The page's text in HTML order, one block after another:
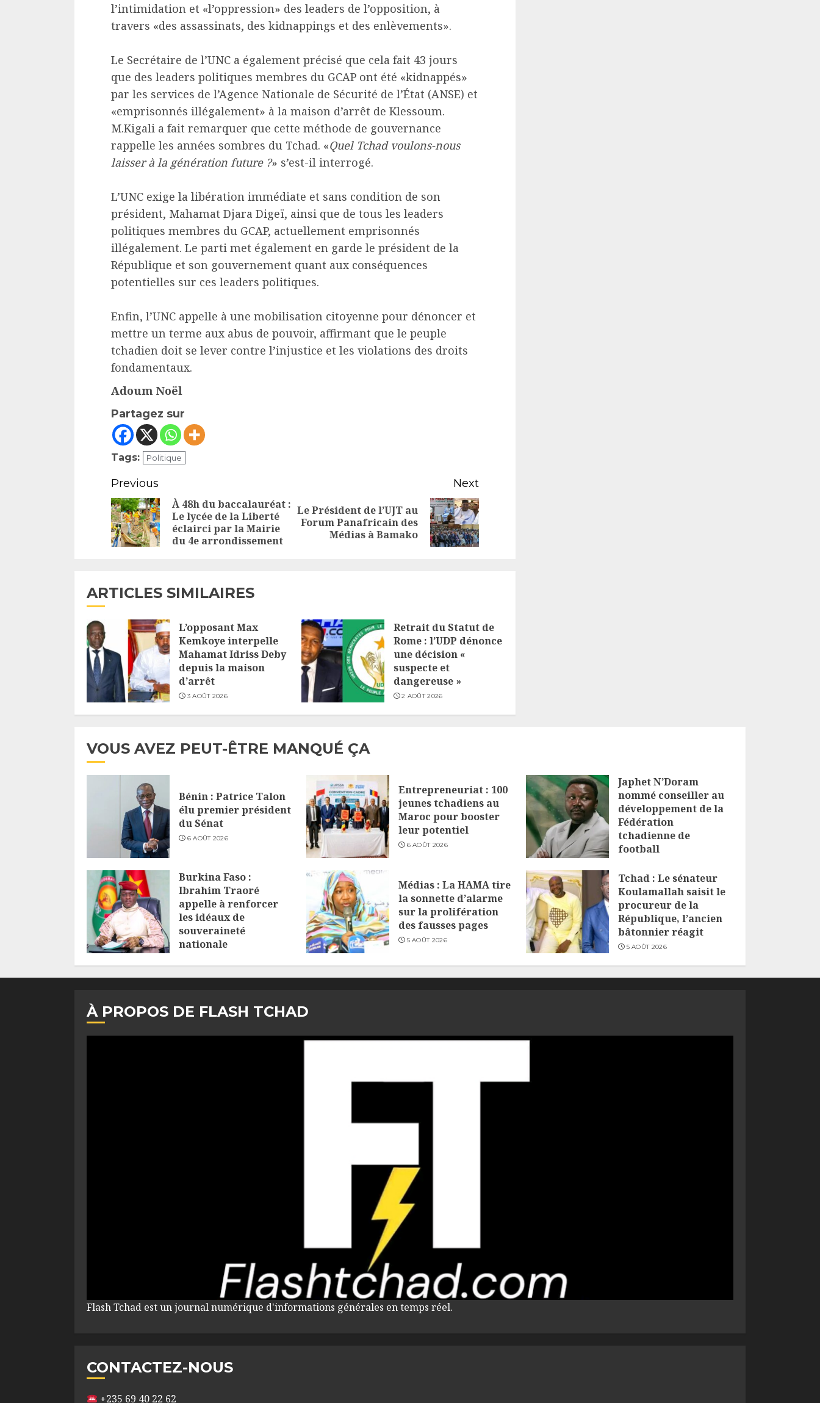
l’intimidation et «l’oppression» des leaders de l’opposition, à
travers «des assassinats, des kidnappings et des enlèvements».
Le Secrétaire de l’UNC a également précisé que cela fait 43 jours
que des leaders politiques membres du GCAP ont été «kidnappés»
par les services de l’Agence Nationale de Sécurité de l’État (ANSE) et
«emprisonnés illégalement» à la maison d’arrêt de Klessoum.
M.Kigali a fait remarquer que cette méthode de gouvernance
rappelle les années sombres du Tchad. «Quel Tchad voulons-nous
laisser à la génération future ?» s’est-il interrogé.
L’UNC exige la libération immédiate et sans condition de son
président, Mahamat Djara Digeï, ainsi que de tous les leaders
politiques membres du GCAP, actuellement emprisonnés
illégalement. Le parti met également en garde le président de la
République et son gouvernement quant aux conséquences
potentielles sur ces leaders politiques.
Enfin, l’UNC appelle à une mobilisation citoyenne pour dénoncer et
mettre un terme aux abus de pouvoir, affirmant que le peuple
tchadien doit se lever contre l’injustice et les violations des droits
fondamentaux.
Adoum Noël
Partagez sur
Tags: Politique
Continue
Reading
Previous
Previous
À 48h du baccalauréat :
Le lycée de la Liberté
éclairci par la Mairie
du 4e arrondissement
Next
Next
Le Président de l’UJT au
Forum Panafricain des
Médias à Bamako
ARTICLES SIMILAIRES
L’opposant Max
Kemkoye interpelle
Mahamat Idriss Deby
depuis la maison
d’arrêt
3 AOÛT 2026
Retrait du Statut de
Rome : l’UDP dénonce
une décision «
suspecte et
dangereuse »
2 AOÛT 2026
VOUS AVEZ PEUT-ÊTRE MANQUÉ ÇA
Bénin : Patrice Talon
élu premier président
du Sénat
6 AOÛT 2026
Entrepreneuriat : 100
jeunes tchadiens au
Maroc pour booster
leur potentiel
6 AOÛT 2026
Japhet N’Doram
nommé conseiller au
développement de la
Fédération
tchadienne de
football
Burkina Faso :
Ibrahim Traoré
appelle à renforcer
les idéaux de
souveraineté
nationale
Médias : La HAMA tire
la sonnette d’alarme
sur la prolifération
des fausses pages
5 AOÛT 2026
Tchad : Le sénateur
Koulamallah saisit le
procureur de la
République, l’ancien
bâtonnier réagit
5 AOÛT 2026
À PROPOS DE FLASH TCHAD
Flash Tchad est un journal numérique d'informations générales en temps réel.
CONTACTEZ-NOUS
+235 69 40 22 62